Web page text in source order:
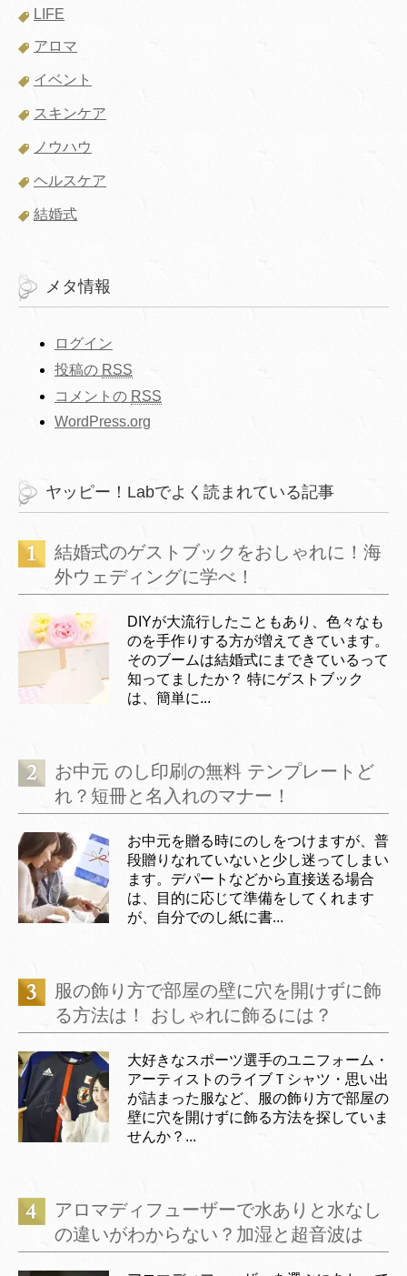
LIFE
アロマ
イベント
スキンケア
ノウハウ
ヘルスケア
結婚式
メタ情報
ログイン
投稿の RSS
コメントの RSS
WordPress.org
ヤッピー！Labでよく読まれている記事
結婚式のゲストブックをおしゃれに！海
外ウェディングに学べ！
DIYが大流行したこともあり、色々なも
のを手作りする方が増えてきています。
そのブームは結婚式にまできているって
知ってましたか？ 特にゲストブック
は、簡単に...
お中元 のし印刷の無料 テンプレートど
れ？短冊と名入れのマナー！
お中元を贈る時にのしをつけますが、普
段贈りなれていないと少し迷ってしまい
ます。デパートなどから直接送る場合
は、目的に応じて準備をしてくれます
が、自分でのし紙に書...
服の飾り方で部屋の壁に穴を開けずに飾
る方法は！ おしゃれに飾るには？
大好きなスポーツ選手のユニフォーム・
アーティストのライブＴシャツ・思い出
が詰まった服など、服の飾り方で部屋の
壁に穴を開けずに飾る方法を探していま
せんか？...
アロマディフューザーで水ありと水なし
の違いがわからない？加湿と超音波は